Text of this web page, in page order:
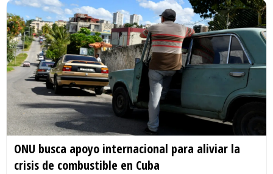
ONU busca apoyo internacional para aliviar la
crisis de combustible en Cuba